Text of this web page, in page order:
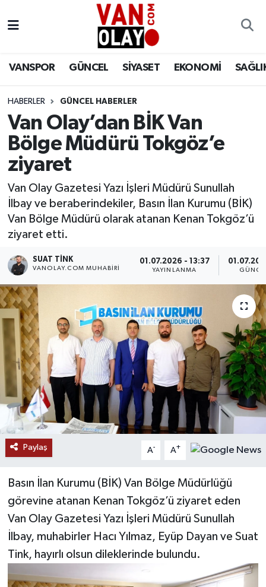
VANSPOR GÜNCEL SİYASET EKONOMİ
HABERLER GÜNCEL HABERLER
Van Olay’dan BİK Van
Bölge Müdürü Tokgöz’e
ziyaret
Van Olay Gazetesi Yazı İşleri Müdürü Sunullah
İlbay ve beraberindekiler, Basın İlan Kurumu (BİK)
Van Bölge Müdürü olarak atanan Kenan Tokgöz’ü
ziyaret etti.
SUAT TINK
VANOLAY.COM MUHABIRI
01.07.2026 - 13:37
YAYINLANMA
Paylaş A- A+
Basın İlan Kurumu (BİK) Van Bölge Müdürlüğü
görevine atanan Kenan Tokgöz’ü ziyaret eden
Van Olay Gazetesi Yazı İşleri Müdürü Sunullah
İlbay, muhabirler Hacı Yılmaz, Eyüp Dayan ve Suat
Tink, hayırlı olsun dileklerinde bulundu.
Siyaset
Ekonomi
Sağlık
Eğitim
Bilim & Teknoloji
Dünya
RESMİ İLANLAR
Van Nöbetçi Eczaneler
Van Namaz Vakitleri
Van Trafik Yoğunluk Haritası
Süper Lig Puan Durumu ve Fikstür
Tüm Manşetler
Son Dakika Haberleri
Haber Arşivi